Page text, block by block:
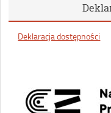
Deklaracja dostępności